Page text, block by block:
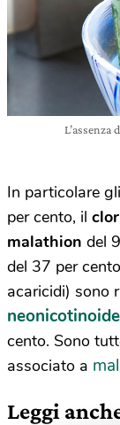
In particolare
per cento, il
malathion del
del 37 per
acaricidi) sono
neonicotinoide
cento. Sono
associato a
Leggi